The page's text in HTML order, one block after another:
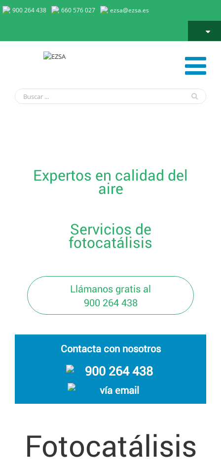
900 264 438 660 576 027 ezsa@ezsa.es
Expertos en calidad del
aire
Servicios de
fotocatálisis
Llámanos gratis al
900 264 438
Contacta con nosotros
900 264 438
vía email
Fotocatálisis